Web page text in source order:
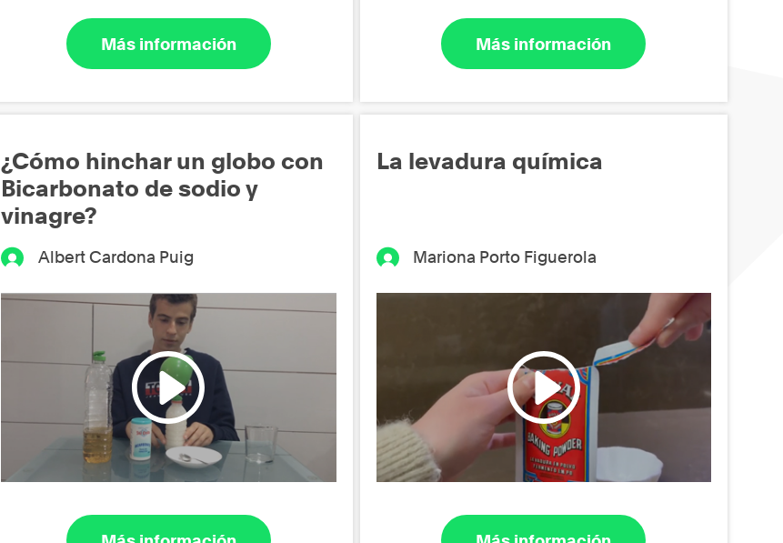
Más información Más información
¿Cómo hinchar un globo con
Bicarbonato de sodio y
vinagre?
Albert Cardona Puig
La levadura química
Mariona Porto Figuerola